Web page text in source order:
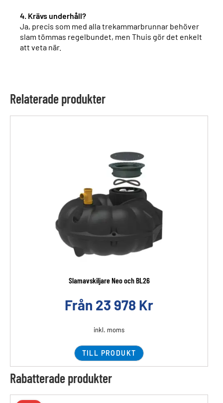
4. Krävs underhåll?
Ja, precis som med alla trekammarbrunnar behöver
slam tömmas regelbundet, men Thuis gör det enkelt
att veta när.
Relaterade produkter
Slamavskiljare Neo och BL26
Från 23 978 Kr
inkl. moms
TILL PRODUKT
Rabatterade produkter